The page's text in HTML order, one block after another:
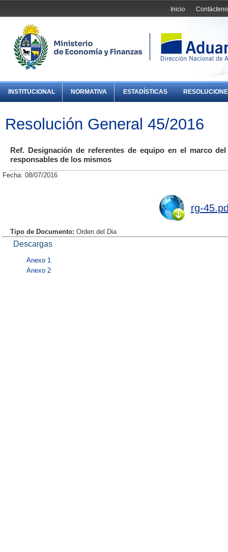
Inicio
INSTITUCIONAL NORMATIVA ESTADÍSTICAS
Resolución General 45/2016
Ref. Designación de referentes de equipo en el marco
responsables de los mismos
Fecha: 08/07/2016
rg-
Tipo de Documento: Orden del Dia
Descargas
Anexo 1
Anexo 2